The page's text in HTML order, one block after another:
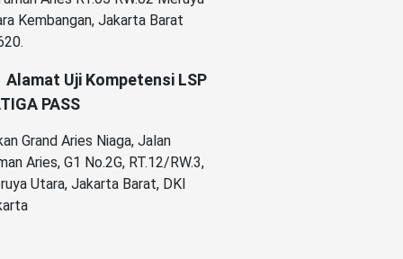
Kembangan, Jakarta Barat
Alamat Uji Kompetensi LSP
PASS
Grand Aries Niaga, Jalan
Aries, G1 No.2G, RT.12/RW.3,
Utara, Jakarta Barat, DKI